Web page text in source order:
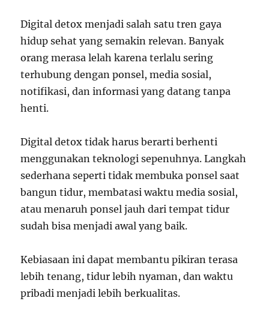
Digital detox menjadi salah satu tren gaya
hidup sehat yang semakin relevan. Banyak
orang merasa lelah karena terlalu sering
terhubung dengan ponsel, media sosial,
notifikasi, dan informasi yang datang tanpa
henti.
Digital detox tidak harus berarti berhenti
menggunakan teknologi sepenuhnya. Langkah
sederhana seperti tidak membuka ponsel saat
bangun tidur, membatasi waktu media sosial,
atau menaruh ponsel jauh dari tempat tidur
sudah bisa menjadi awal yang baik.
Kebiasaan ini dapat membantu pikiran terasa
lebih tenang, tidur lebih nyaman, dan waktu
pribadi menjadi lebih berkualitas.